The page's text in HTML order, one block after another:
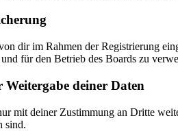
dir im Rahmen der Registrierung
für den Betrieb des Boards zu
Weitergabe deiner Daten
mit deiner Zustimmung an Dritte
sind.